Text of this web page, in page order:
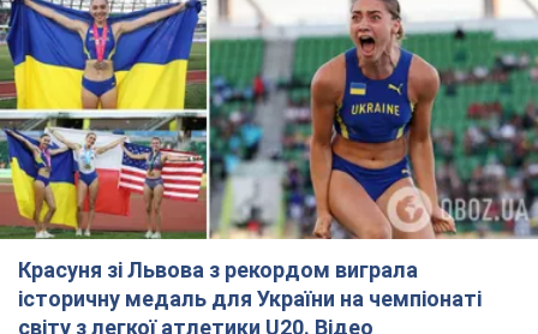
світу з легкої атлетики U20. Відео
Наша співвітчизниця блискуче виступила в Орегоні
9 годин тому 42,8 т.
Брітні Спірс зізналася в уколах краси
і показала наслідки невдалої
косметології: ходила так майже
Помітний наслідок процедури зберігався
близько чотирьох тижнів
5 годин тому 1,6 т.